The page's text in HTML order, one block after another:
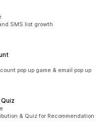
SMS list growth
pop up game & email pop up
& Quiz for Recommendation